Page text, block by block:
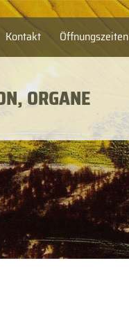
Kontakt Öffnungszeiten
ORGANE